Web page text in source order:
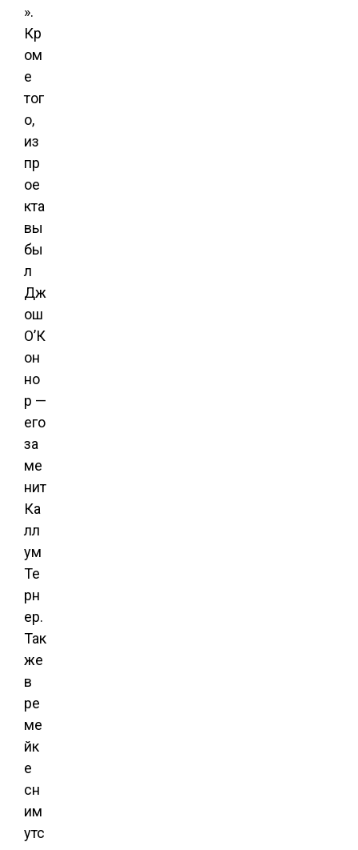
».
Кр
ом
е
тог
о,
из
пр
ое
кта
вы
бы
л
Дж
ош
О’К
он
но
р —
его
за
ме
нит
Ка
лл
ум
Те
рн
ер.
Так
же
в
ре
ме
йк
е
сн
им
утс